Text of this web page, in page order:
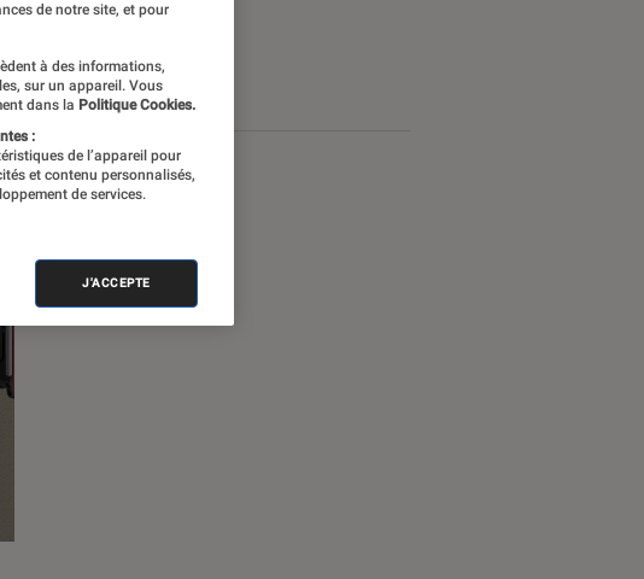
de notre site, et pour
à des informations,
sur un appareil. Vous
dans la Politique Cookies.
:
de l’appareil pour
et contenu personnalisés,
de services.
J'ACCEPTE